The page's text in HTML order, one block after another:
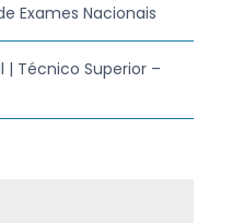
Exames Nacionais
Técnico Superior –